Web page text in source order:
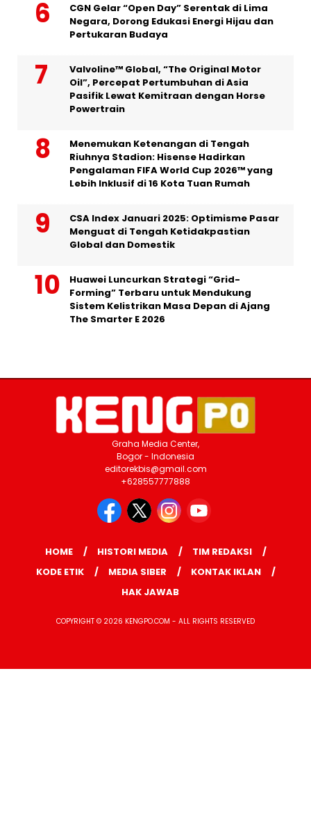
CGN Gelar “Open Day” Serentak di Lima
Negara, Dorong Edukasi Energi Hijau dan
Pertukaran Budaya
Valvoline™ Global, “The Original Motor
Oil”, Percepat Pertumbuhan di Asia
Pasifik Lewat Kemitraan dengan Horse
Powertrain
Menemukan Ketenangan di Tengah
Riuhnya Stadion: Hisense Hadirkan
Pengalaman FIFA World Cup 2026™ yang
Lebih Inklusif di 16 Kota Tuan Rumah
CSA Index Januari 2025: Optimisme Pasar
Menguat di Tengah Ketidakpastian
Global dan Domestik
Huawei Luncurkan Strategi “Grid-
Forming” Terbaru untuk Mendukung
Sistem Kelistrikan Masa Depan di Ajang
The Smarter E 2026
Graha Media Center,
Bogor - Indonesia
editorekbis@gmail.com
+628557777888
HOME HISTORI MEDIA
TIM REDAKSI
KODE ETIK
MEDIA SIBER
KONTAK IKLAN
HAK JAWAB
COPYRIGHT © 2026 KENGPO.COM - ALL RIGHTS RESERVED